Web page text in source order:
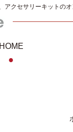
アクセサリーキットの
HOME
●